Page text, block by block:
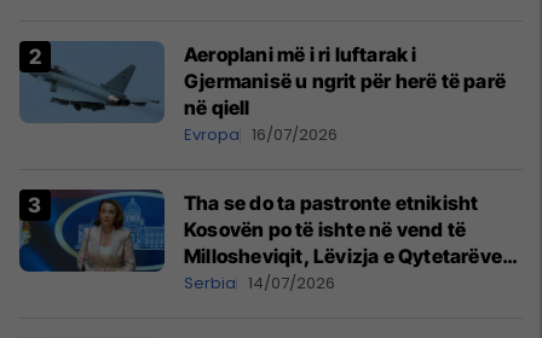
Aeroplani më i ri luftarak i
Gjermanisë u ngrit për herë të parë
në qiell
Evropa 16/07/2026
Tha se do ta pastronte etnikisht
Kosovën po të ishte në vend të
Millosheviqit, Lëvizja e Qytetarëve
të Lirë në Serbi kërkon shkarkimin e
Serbia 14/07/2026